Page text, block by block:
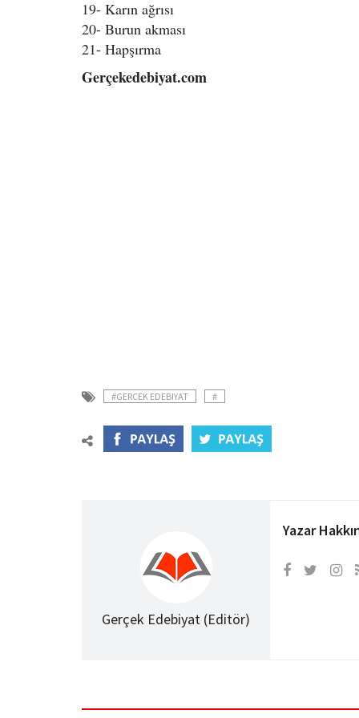
19- Karın ağrısı
20- Burun akması
21- Hapşırma
Gerçekedebiyat.com
#GERCEK EDEBIYAT #
Gerçek Edebiyat (Editör)
Yazar